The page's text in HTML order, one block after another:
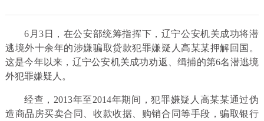
6月3日，在公安部统筹指挥下，辽宁公安机关成功将潜
逃境外十余年的涉嫌骗取贷款犯罪嫌疑人高某某押解回国。
这是今年以来，辽宁公安机关成功劝返、缉捕的第6名潜逃境
外犯罪嫌疑人。
经查，2013年至2014年期间，犯罪嫌疑人高某某通过伪
造商品房买卖合同、收款收据、购销合同等手段，骗取银行